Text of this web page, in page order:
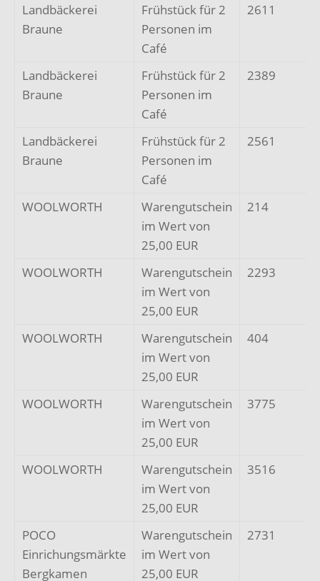
Landbäckerei
Braune
Frühstück für 2
Personen im
Café
2611
Landbäckerei
Braune
Frühstück für 2
Personen im
Café
2389
Landbäckerei
Braune
Frühstück für 2
Personen im
Café
2561
WOOLWORTH
Warengutschein
im Wert von
25,00 EUR
214
WOOLWORTH
Warengutschein
im Wert von
25,00 EUR
2293
WOOLWORTH
Warengutschein
im Wert von
25,00 EUR
404
WOOLWORTH
Warengutschein
im Wert von
25,00 EUR
3775
WOOLWORTH
Warengutschein
im Wert von
25,00 EUR
3516
POCO
Einrichungsmärkte
Bergkamen
Warengutschein
im Wert von
25,00 EUR
2731